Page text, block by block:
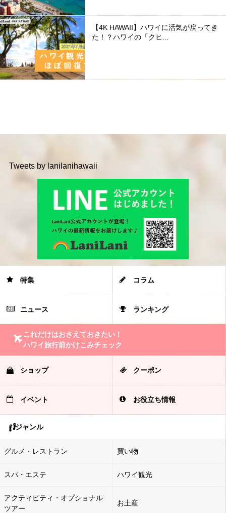
【4K HAWAII】ハワイに活気が戻ってき
た！？ハワイの「クヒ...
Tweets by lanilanihawaii
特集 コラム
ニュース ランキング
これだけはおさえておきたい！
ハワイ旅行前かけこみチェック
ショップ クーポン
イベント お役立ち情報
ジャンル
グルメ・レストラン 買い物
スパ・エステ ハワイ観光
アクティビティ・オプショナル
ツアー
お土産